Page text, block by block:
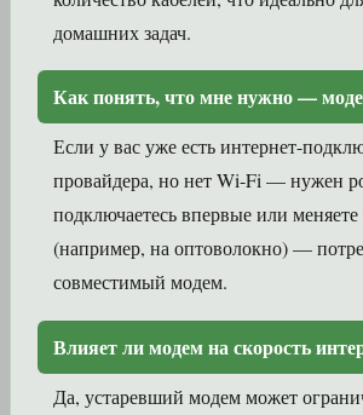
домашних задач.
Как понять, что мне нужно —
Если у вас уже есть интернет-
провайдера, но нет Wi-Fi — нужен
подключаетесь впервые или меняете
(например, на оптоволокно) —
совместимый модем.
Влияет ли модем на скорость
Да, устаревший модем может